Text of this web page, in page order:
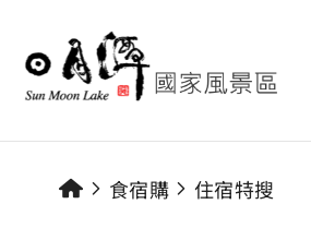
食宿購 住宿特搜